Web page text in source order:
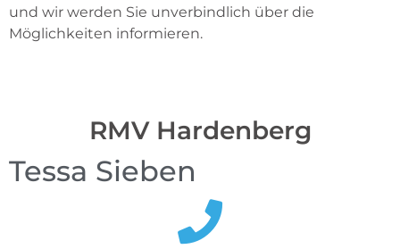
und wir werden Sie unverbindlich über die
Möglichkeiten informieren.
RMV Hardenberg
Tessa Sieben